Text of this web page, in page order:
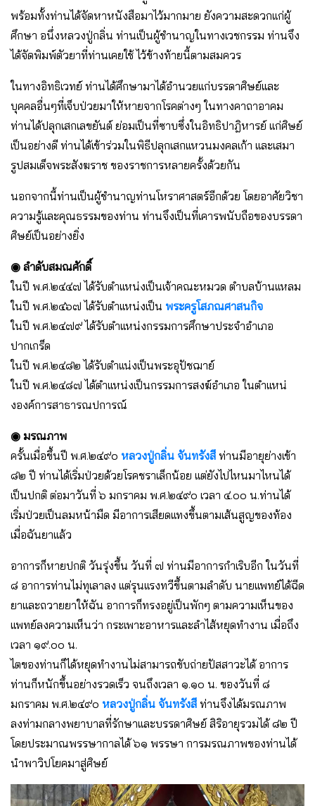
พร้อมทั้งท่านได้จัดหาหนังสือมาไว้มากมาย ยังความสะดวกเเก่ผู้
ศึกษา อนึ่งหลวงปู่กลิ่น ท่านเป็นผู้ชำนาญในทางเวชกรรม ท่านจึง
ได้จัดพิมพ์ตัวยาที่ท่านเคยใช้ ไว้ข้างท้ายนี้ตามสมควร
ในทางอิทธิเวทย์ ท่านได้ศึกษามาได้อำนวยเเก่บรรดาศิษย์เเละ
บุคคลอื่นๆที่เจ็บป่วยมาให้หายจากโรคต่างๆ ในทางคาถาอาคม
ท่านได้ปลุกเสกเลขยันต์ ย่อมเป็นที่ซาบซึ่งในอิทธิปาฎิหารย์ เเก่ศิษย์
เป็นอย่างดี ท่านได้เข้าร่วมในพิธีปลุกเสกเเหวนมงคลเก้า เเละเสมา
รูปสมเด็จพระสังฆราช ของราชการหลายครั้งด้วยกัน
นอกจากนี้ท่านเป็นผู้ชำนาญท่านโหราศาสตร์อีกด้วย โดยอาศัยวิชา
ความรู้เเละคุณธรรมของท่าน ท่านจึงเป็นที่เคารพนับถือของบรรดา
ศิษย์เป็นอย่างยิ่ง
◉ ลำดับสมณศักดิ์
ในปี พ.ศ.๒๔๔๗ ได้รับตำเเหน่งเป็นเจ้าคณะหมวด ตำบลบ้านเเหลม
ในปี พ.ศ.๒๔๖๗ ได้รับตำเเหน่งเป็น พระครูโสภณศาสนกิจ
ในปี พ.ศ.๒๔๗๙ ได้รับตำเเหน่งกรรมการศึกษาประจำอำเภอ
ปากเกร็ด
ในปี พ.ศ.๒๔๘๒ ได้รับตำเเน่งเป็นพระอุปัชฌาย์
ในปี พ.ศ.๒๔๘๗ ได้ตำเเหน่งเป็นกรรมการสงฆ์อำเภอ ในตำเเหน่
งองค์การสาธารณปการณ์
◉ มรณภาพ
ครั้นเมื่อขึ้นปี พ.ศ.๒๔๙๐ หลวงปู่กลิ่น จันทรังสี ท่านมีอายุย่างเข้า
๘๒ ปี ท่านได้เริ่มป่วยด้วยโรคชราเล็กน้อย เเต่ยังไปไหนมาไหนได้
เป็นปกติ ต่อมาวันที่ ๖ มกราคม พ.ศ.๒๔๙๐ เวลา ๔.๐๐ น.ท่านได้
เริ่มป่วยเป็นลมหน้ามืด มีอาการเสียดเเทงขึ้นตามเส้นสูญของท้อง
เมื่อฉันยาเเล้ว
อาการก็หายปกติ วันรุ่งขึ้น วันที่ ๗ ท่านมีอาการกำเริบอีก ในวันที่
๘ อาการท่านไม่ทุเลาลง เเต่รุนเเรงทวีขึ้นตามลำดับ นายเเพทย์ได้ฉีด
ยาเเละถวายยาให้ฉัน อาการก็ทรงอยู่เป็นพักๆ ตามความเห็นของ
เเพทย์ลงความเห็นว่า กระเพาะอาหารเเละลำไส้หยุดทำงาน เมื่อถึง
เวลา ๑๙.๐๐ น.
ไตของท่านก็ได้หยุดทำงานไม่สามารถขับถ่ายปัสสาวะได้ อาการ
ท่านก็หนักขึ้นอย่างรวดเร็ว จนถึงเวลา ๑.๑๐ น. ของวันที่ ๘
มกราคม พ.ศ.๒๔๙๐ หลวงปู่กลิ่น จันทรังสี ท่านจึงได้มรณภาพ
ลงท่ามกลางพยาบาลที่รักษาเเละบรรดาศิษย์ สิริอายุรวมได้ ๘๒ ปี
โดยประมาณพรรษากาลได้ ๖๑ พรรษา การมรณภาพของท่านได้
นำพาวิปโยคมาสู่ศิษย์